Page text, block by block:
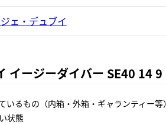
ェ・デュブイ
イージーダイバー SE40 14
いるもの（内箱・外箱・ギャランティー等）
状態